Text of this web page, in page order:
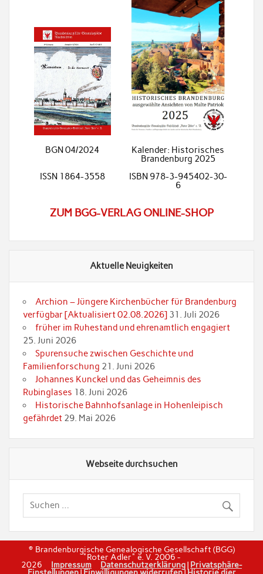
BGN 04/2024
Kalender: Historisches
Brandenburg 2025
ISSN 1864-3558
ISBN 978-3-945402-30-
6
ZUM BGG-VERLAG ONLINE-SHOP
Aktuelle Neuigkeiten
Archion – Jüngere Kirchenbücher für Brandenburg
verfügbar [Aktualisiert 02.08.2026] 31. Juli 2026
früher im Ruhestand und ehrenamtlich engagiert
25. Juni 2026
Spurensuche zwischen Geschichte und
Familienforschung 21. Juni 2026
Johannes Kunckel und das Geheimnis des
Rubinglases 18. Juni 2026
Historische Bahnhofsanlage in Hohenleipisch
gefährdet 29. Mai 2026
Webseite durchsuchen
© Brandenburgische Genealogische Gesellschaft (BGG)
"Roter Adler" e. V. 2006 -
2026 Impressum Datenschutzerklärung| Privatsphäre-